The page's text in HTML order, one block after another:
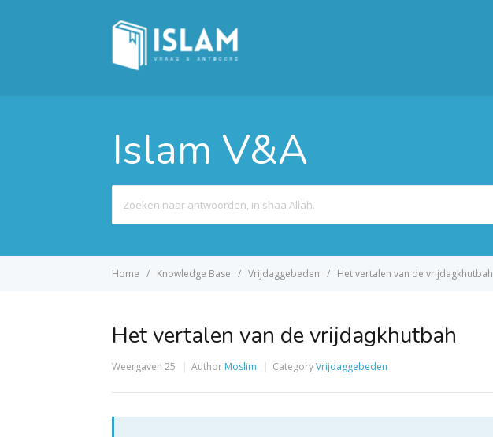
Islam V&A
For
Home Knowledge Base Vrijdaggebeden Het vertalen van de vrijdagkhutbah
Het vertalen van de vrijdagkhutbah
Weergaven 25 Author Moslim CategoryVrijdaggebeden